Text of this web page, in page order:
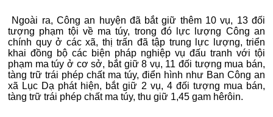
Ngoài ra, Công an huyện đã bắt giữ thêm 10 vụ, 13 đối
tượng phạm tội về ma túy, trong đó lực lượng Công an
chính quy ở các xã, thị trấn đã tập trung lực lượng, triển
khai đồng bộ các biện pháp nghiệp vụ đấu tranh với tội
phạm ma túy ở cơ sở, bắt giữ 8 vụ, 11 đối tượng mua bán,
tàng trữ trái phép chất ma túy, điển hình như Ban Công an
xã Lục Dạ phát hiện, bắt giữ 2 vụ, 4 đối tượng mua bán,
tàng trữ trái phép chất ma túy, thu giữ 1,45 gam hêrôin.